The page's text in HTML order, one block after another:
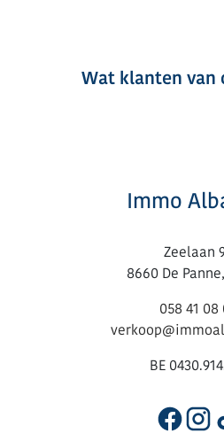
Wat klanten van
Immo
Zeelaan
8660 De
058 41 08
BE